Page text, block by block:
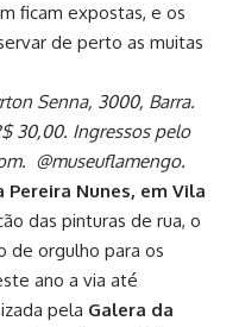
ficam expostas, e os
de perto as muitas
Senna, 3000, Barra.
30,00. Ingressos pelo
@museuflamengo.
Pereira Nunes, em Vila
das pinturas de rua, o
de orgulho para os
ano a via até
pela Galera da